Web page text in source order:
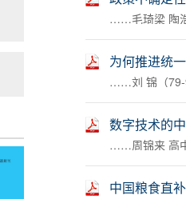
……毛琦梁 陶
为何推进统
……刘 锦（79-
数字技术的
……周锦来 高
中国粮食直